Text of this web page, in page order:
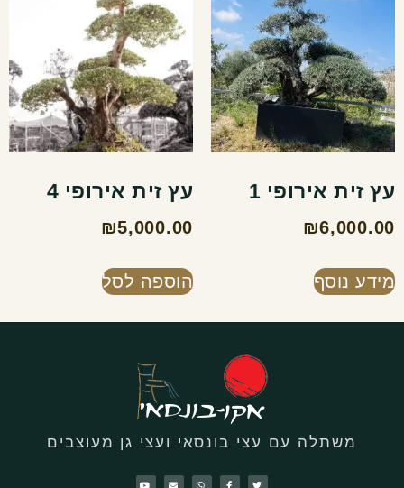
עץ זית אירופי 1
₪6,000.00
מידע נוסף
עץ זית אירופי 4
₪5,000.00
הוספה לסל
משתלה עם עצי בונסאי ועצי גן מעוצבים